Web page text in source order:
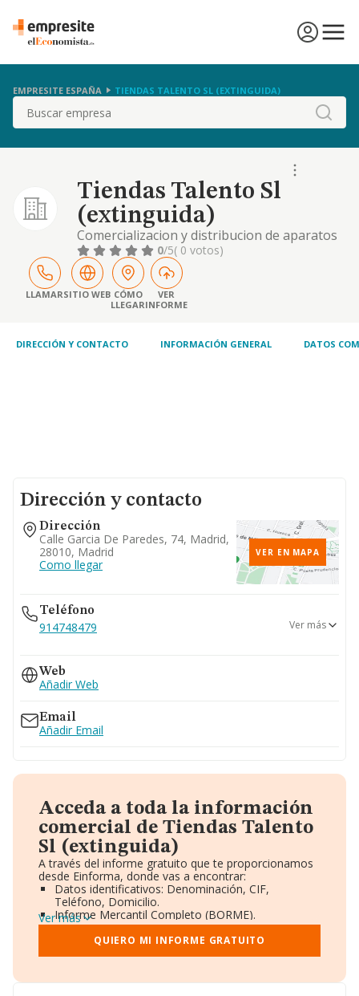
EMPRESITE ESPAÑA TIENDAS TALENTO SL (EXTINGUIDA)
Buscar
Tiendas Talento Sl
(extinguida)
Comercializacion y distribucion de aparatos
e instrumentos fotograficos y opticos,
aparatos receptores, de registro y
reproduccion de sonido e imagen.
0/5( 0 votos)
LLAMARSITIO WEB CÓMO
LLEGAR
VER
INFORME
DIRECCIÓN Y CONTACTO INFORMACIÓN GENERAL DATOS
Dirección y contacto
Dirección
Calle Garcia De Paredes, 74, Madrid,
28010, Madrid
Como llegar
VER EN MAPA
Teléfono
914748479
914733389
Ver más
Web
Añadir Web
Email
Añadir Email
Acceda a toda la información
comercial de Tiendas Talento
Sl (extinguida)
A través del informe gratuito que te proporcionamos
desde Einforma, donde vas a encontrar:
Datos identificativos: Denominación, CIF,
Teléfono, Domicilio.
Informe Mercantil Completo (BORME).
Gráficos de Evolución Ventas y Empleados.
Consejo de Administración y Administradores.
Directivos y Ejecutivos.
Ver más
QUIERO MI INFORME GRATUITO